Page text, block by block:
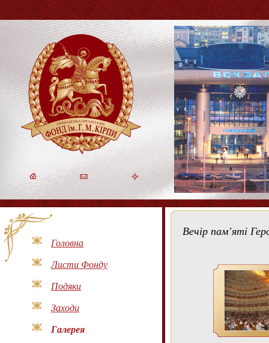
Головна
Листи Фонду
Подяки
Заходи
Галерея
Вечір пам’яті